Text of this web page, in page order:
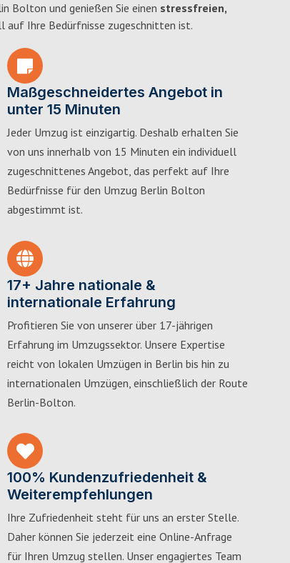
Bolton und genießen Sie einen stressfreien,
auf Ihre Bedürfnisse zugeschnitten ist.
Maßgeschneidertes Angebot in
unter 15 Minuten
Jeder Umzug ist einzigartig. Deshalb erhalten Sie
von uns innerhalb von 15 Minuten ein individuell
zugeschnittenes Angebot, das perfekt auf Ihre
Bedürfnisse für den Umzug Berlin Bolton
abgestimmt ist.
17+ Jahre nationale &
internationale Erfahrung
Profitieren Sie von unserer über 17-jährigen
Erfahrung im Umzugssektor. Unsere Expertise
reicht von lokalen Umzügen in Berlin bis hin zu
internationalen Umzügen, einschließlich der Route
Berlin-Bolton.
100% Kundenzufriedenheit &
Weiterempfehlungen
Ihre Zufriedenheit steht für uns an erster Stelle.
Daher können Sie jederzeit eine Online-Anfrage
für Ihren Umzug stellen. Unser engagiertes Team